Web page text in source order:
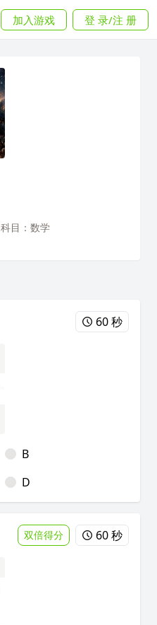
加入游戏 登 录/注 册
科目：数学
60 秒
B
D
双倍得分 60 秒